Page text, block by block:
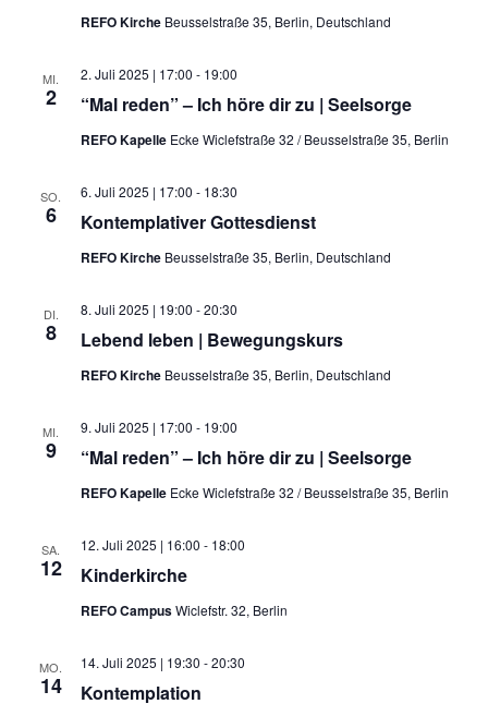
REFO Kirche Beusselstraße 35, Berlin, Deutschland
MI.
2 “Mal reden” – Ich höre dir zu | Seelsorge
2. Juli 2025 | 17:00 - 19:00
REFO Kapelle Ecke Wiclefstraße 32 / Beusselstraße 35, Berlin
SO.
6 Kontemplativer Gottesdienst
6. Juli 2025 | 17:00 - 18:30
REFO Kirche Beusselstraße 35, Berlin, Deutschland
DI.
8 Lebend leben | Bewegungskurs
8. Juli 2025 | 19:00 -20:30
REFO Kirche Beusselstraße 35, Berlin, Deutschland
MI.
9 “Mal reden” – Ich höre dir zu | Seelsorge
9. Juli 2025 | 17:00 - 19:00
REFO Kapelle Ecke Wiclefstraße 32 / Beusselstraße 35, Berlin
SA.
12 Kinderkirche
12. Juli 2025 | 16:00 - 18:00
REFO CampusWiclefstr. 32, Berlin
MO.
14 Kontemplation
14. Juli 2025 | 19:30 -20:30